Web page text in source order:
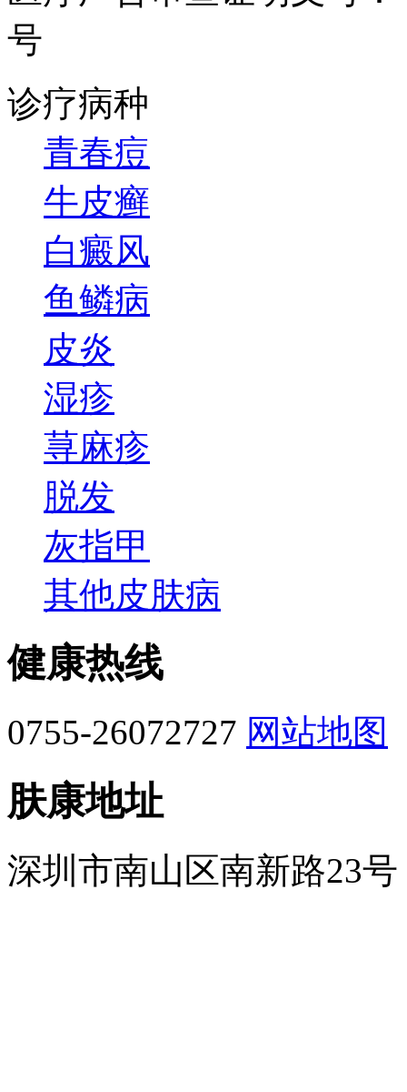
号
诊疗病种
青春痘
牛皮癣
白癜风
鱼鳞病
皮炎
湿疹
荨麻疹
脱发
灰指甲
其他皮肤病
健康热线
0755-26072727 网站地图
肤康地址
深圳市南山区南新路23